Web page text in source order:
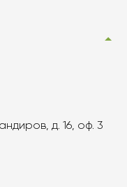
д. 16, оф. 3